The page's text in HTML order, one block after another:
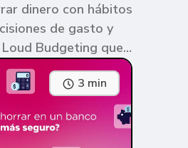
dinero con hábitos
de gasto y
Budgeting que
tus metas.
3 min